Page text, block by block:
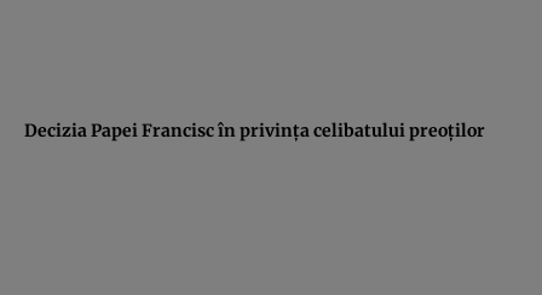
Decizia Papei Francisc în privinţa celibatului preoţilor